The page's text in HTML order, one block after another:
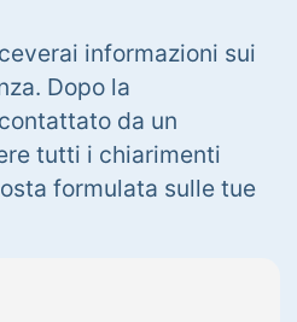
informazioni sui
Dopo la
da un
tutti i chiarimenti
formulata sulle tue